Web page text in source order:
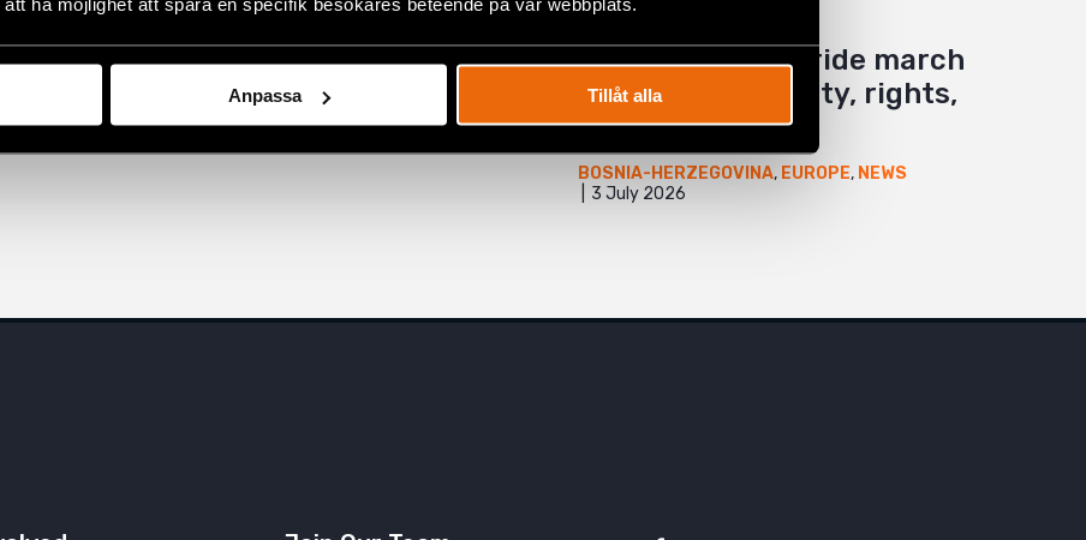
Anpassa Tillåt alla
pappa kom hem och sa att vi
Herzegovinian Pride march
highlights visibility, rights,
and solidarity
BOSNIA-HERZEGOVINA, EUROPE, NEWS
3 July 2026